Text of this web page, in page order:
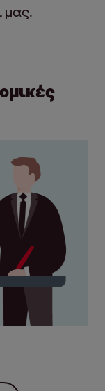
μας.